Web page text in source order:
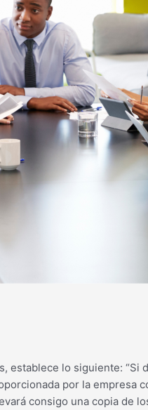
establece lo siguiente:
por la empresa
consigo una copia de